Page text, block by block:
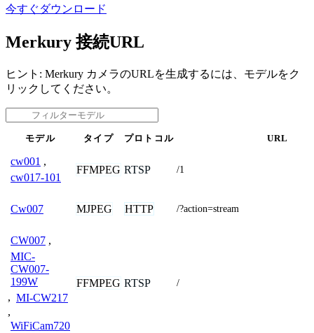
今すぐダウンロード
Merkury 接続URL
ヒント: Merkury カメラのURLを生成するには、モデルをク
リックしてください。
モデル タイプ プロトコル URL
cw001 ,
cw017-101
FFMPEG RTSP /1
Cw007 MJPEG HTTP /?action=stream
CW007 ,
MIC-
CW007-
199W
, MI-CW217
,
WiFiCam720
FFMPEG RTSP /